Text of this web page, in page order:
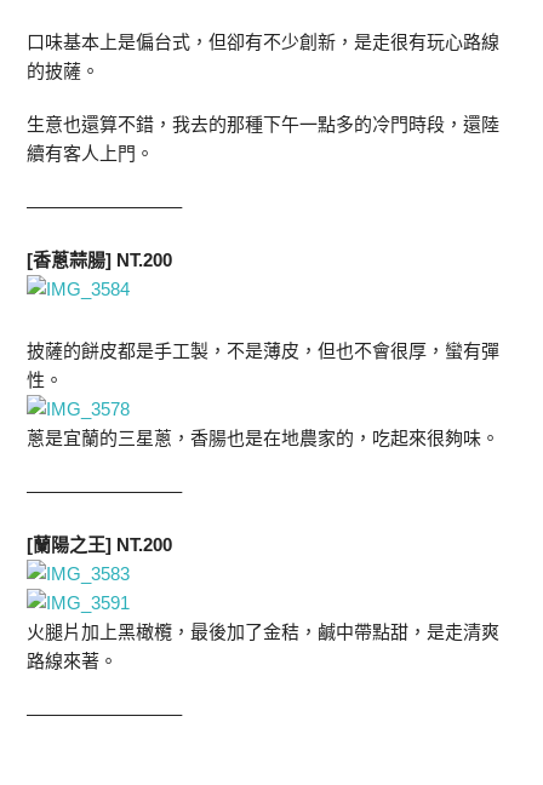
口味基本上是偏台式，但卻有不少創新，是走很有玩心路線
的披薩。
生意也還算不錯，我去的那種下午一點多的冷門時段，還陸
續有客人上門。
————————–
[香蔥蒜腸] NT.200
披薩的餅皮都是手工製，不是薄皮，但也不會很厚，蠻有彈
性。
蔥是宜蘭的三星蔥，香腸也是在地農家的，吃起來很夠味。
————————–
[蘭陽之王] NT.200
火腿片加上黑橄欖，最後加了金秸，鹹中帶點甜，是走清爽
路線來著。
————————–